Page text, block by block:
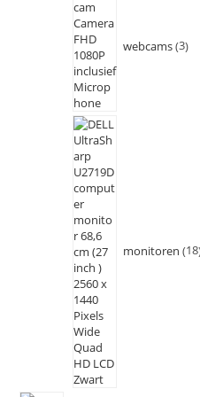
webcams 3
monitoren 18